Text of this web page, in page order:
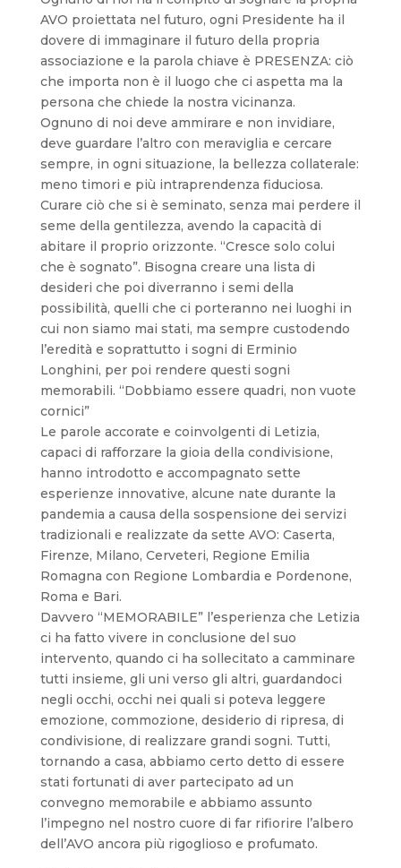
AVO proiettata nel futuro, ogni Presidente ha il
dovere di immaginare il futuro della propria
associazione e la parola chiave è PRESENZA: ciò
che importa non è il luogo che ci aspetta ma la
persona che chiede la nostra vicinanza.
Ognuno di noi deve ammirare e non invidiare,
deve guardare l’altro con meraviglia e cercare
sempre, in ogni situazione, la bellezza collaterale:
meno timori e più intraprendenza fiduciosa.
Curare ciò che si è seminato, senza mai perdere il
seme della gentilezza, avendo la capacità di
abitare il proprio orizzonte. “Cresce solo colui
che è sognato”. Bisogna creare una lista di
desideri che poi diverranno i semi della
possibilità, quelli che ci porteranno nei luoghi in
cui non siamo mai stati, ma sempre custodendo
l’eredità e soprattutto i sogni di Erminio
Longhini, per poi rendere questi sogni
memorabili. “Dobbiamo essere quadri, non vuote
cornici”
Le parole accorate e coinvolgenti di Letizia,
capaci di rafforzare la gioia della condivisione,
hanno introdotto e accompagnato sette
esperienze innovative, alcune nate durante la
pandemia a causa della sospensione dei servizi
tradizionali e realizzate da sette AVO: Caserta,
Firenze, Milano, Cerveteri, Regione Emilia
Romagna con Regione Lombardia e Pordenone,
Roma e Bari.
Davvero “MEMORABILE” l’esperienza che Letizia
ci ha fatto vivere in conclusione del suo
intervento, quando ci ha sollecitato a camminare
tutti insieme, gli uni verso gli altri, guardandoci
negli occhi, occhi nei quali si poteva leggere
emozione, commozione, desiderio di ripresa, di
condivisione, di realizzare grandi sogni. Tutti,
tornando a casa, abbiamo certo detto di essere
stati fortunati di aver partecipato ad un
convegno memorabile e abbiamo assunto
l’impegno nel nostro cuore di far rifiorire l’albero
dell’AVO ancora più rigoglioso e profumato.